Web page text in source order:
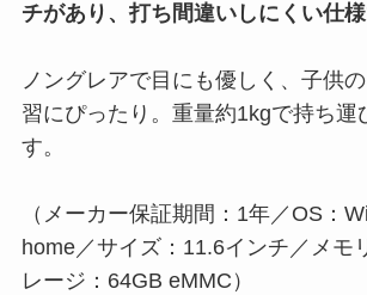
チがあり、打ち間違いしにくい仕様
ノングレアで目にも優しく、子供
習にぴったり。重量約1kgで持ち運
す。
（メーカー保証期間：1年／OS：
home／サイズ：11.6インチ／メモ
レージ：64GB eMMC）